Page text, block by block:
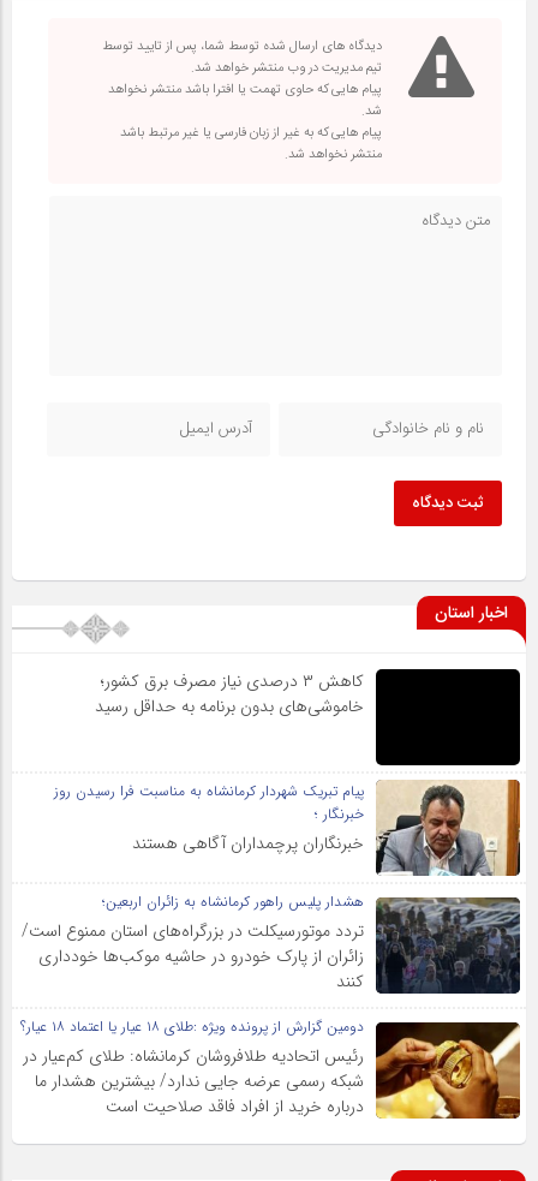
دیدگاه های ارسال شده توسط شما، پس از تایید توسط
تیم مدیریت در وب منتشر خواهد شد.
پیام هایی که حاوی تهمت یا افترا باشد منتشر نخواهد
شد.
پیام هایی که به غیر از زبان فارسی یا غیر مرتبط باشد
منتشر نخواهد شد.
ثبت دیدگاه
اخبار استان
کاهش ۳ درصدی نیاز مصرف برق کشور؛
خاموشی‌های بدون برنامه به حداقل رسید
پیام تبریک شهردار کرمانشاه به مناسبت فرا رسیدن روز
خبرنگار ؛
خبرنگاران پرچمداران آگاهی هستند
هشدار پلیس راهور کرمانشاه به زائران اربعین؛
تردد موتورسیکلت در بزرگراه‌های استان ممنوع است/
زائران از پارک خودرو در حاشیه موکب‌ها خودداری
کنند
دومین گزارش از پرونده ویژه :طلای ۱۸ عیار یا اعتماد ۱۸ عیار؟
رئیس اتحادیه طلافروشان کرمانشاه: طلای کم‌عیار در
شبکه رسمی عرضه جایی ندارد/ بیشترین هشدار ما
درباره خرید از افراد فاقد صلاحیت است